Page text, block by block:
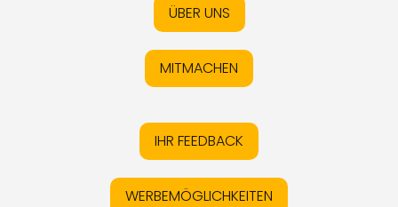
ÜBER UNS
MITMACHEN
IHR FEEDBACK
WERBEMÖGLICHKEITEN